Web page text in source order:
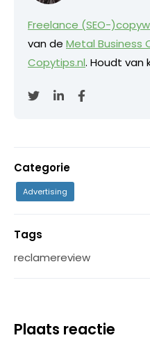
Freelance (SEO-
van de Metal Business
Copytips.nl. Houdt van
Categorie
Advertising
Tags
reclamereview
Plaats reactie